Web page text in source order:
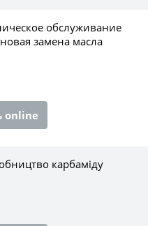
обслуживание
замена масла
online
карбаміду